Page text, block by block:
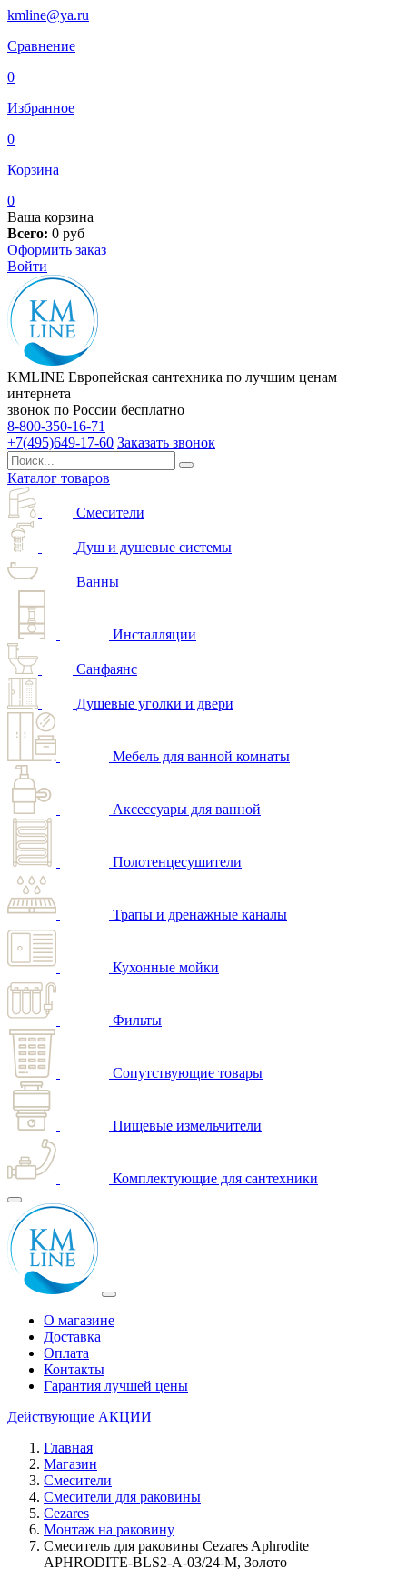
kmline@ya.ru
Сравнение
0
Избранное
0
Корзина
0
Ваша корзина
Всего: 0 руб
Оформить заказ
Войти
KMLINE Европейская сантехника по лучшим ценам
интернета
звонок по России бесплатно
8-800-350-16-71
+7(495)649-17-60 Заказать звонок
Каталог товаров
Смесители
Душ и душевые системы
Ванны
Инсталляции
Санфаянс
Душевые уголки и двери
Мебель для ванной комнаты
Аксессуары для ванной
Полотенцесушители
Трапы и дренажные каналы
Кухонные мойки
Фильты
Сопутствующие товары
Пищевые измельчители
Комплектующие для сантехники
О магазине
Доставка
Оплата
Контакты
Гарантия лучшей цены
Действующие АКЦИИ
Главная
Магазин
Смесители
Смесители для раковины
Cezares
Монтаж на раковину
Смеситель для раковины Cezares Aphrodite
APHRODITE-BLS2-A-03/24-M, Золото